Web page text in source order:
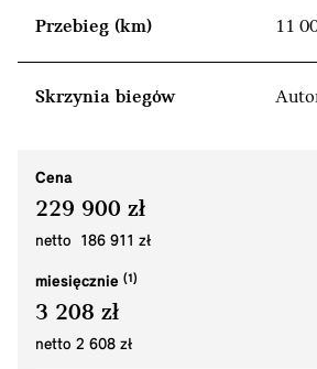
Przebieg (km) 11
Skrzynia biegów
Cena
229 900 zł
netto 186 911 zł
miesięcznie
3 208 zł
netto 2 608 zł